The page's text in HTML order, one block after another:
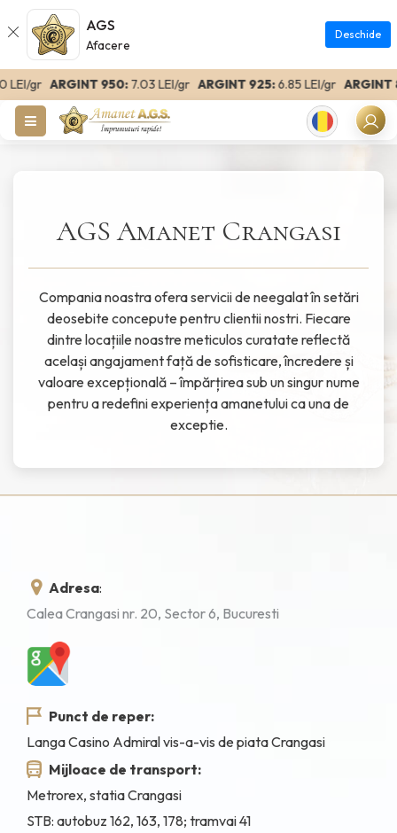
AGS
Afacere
Deschide
ARGINT 950:7.03 LEI/grARGINT 925:6.85 LEI/grARGINT 800:
Romanian
AGS Amanet Crangasi
Compania noastra ofera servicii de neegalat în setări
deosebite concepute pentru clientii nostri. Fiecare
dintre locațiile noastre meticulos curatate reflectă
același angajament față de sofisticare, încredere și
valoare excepțională – împărțirea sub un singur nume
pentru a redefini experiența amanetului ca una de
exceptie.
Adresa:
Calea Crangasi nr. 20, Sector 6, Bucuresti
Punct de reper:
Langa Casino Admiral vis-a-vis de piata Crangasi
Mijloace de transport:
Metrorex, statia Crangasi
STB: autobuz 162, 163, 178; tramvai 41